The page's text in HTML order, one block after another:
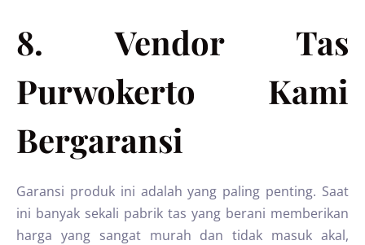
8. Vendor Tas
Purwokerto Kami
Bergaransi
Garansi produk ini adalah yang paling penting. Saat
ini banyak sekali pabrik tas yang berani memberikan
harga yang sangat murah dan tidak masuk akal,